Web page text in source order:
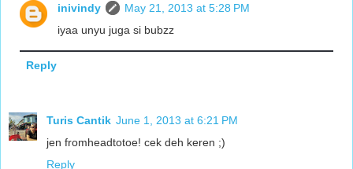
inivindy
May 21, 2013 at 5:28 PM
iyaa unyu juga si bubzz
Reply
Turis Cantik June 1, 2013 at 6:21 PM
jen fromheadtotoe! cek deh keren ;)
Reply